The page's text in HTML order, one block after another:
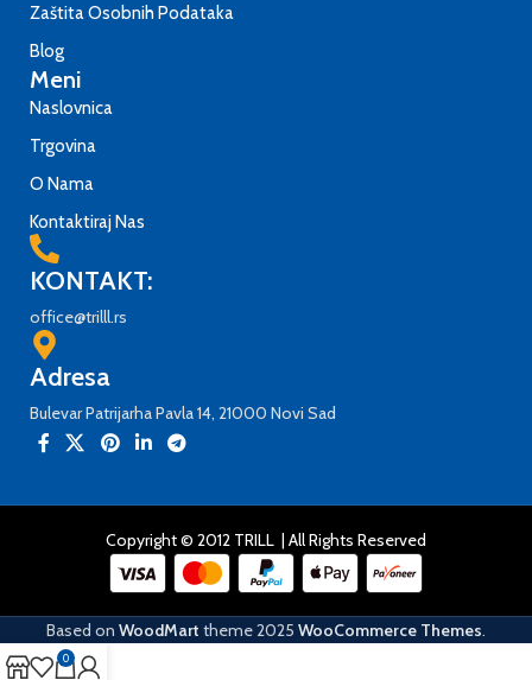
Zaštita Osobnih Podataka
Blog
Meni
Naslovnica
Trgovina
O Nama
Kontaktiraj Nas
KONTAKT:
office@trilll.rs
Adresa
Bulevar Patrijarha Pavla 14, 21000 Novi Sad
Copyright © 2012 TRILL | All Rights Reserved
Based on WoodMart theme2025 WooCommerce Themes.
0